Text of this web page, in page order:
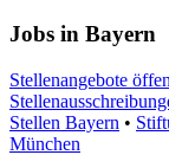
Jobs in Bayern
Stellenangebote
Stellen Bayern •
München